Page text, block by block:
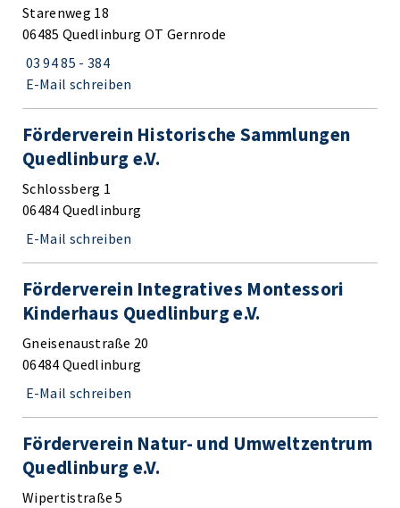
Starenweg 18
06485 Quedlinburg OT Gernrode
03 94 85 - 384
E-Mail schreiben
Förderverein Historische Sammlungen
Quedlinburg e.V.
Schlossberg 1
06484 Quedlinburg
E-Mail schreiben
Förderverein Integratives Montessori
Kinderhaus Quedlinburg e.V.
Gneisenaustraße 20
06484 Quedlinburg
E-Mail schreiben
Förderverein Natur- und Umweltzentrum
Quedlinburg e.V.
Wipertistraße 5